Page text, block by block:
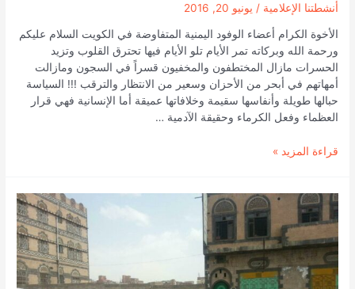
أنشطتنا الإعلامية / يونيو 20, 2016
الأخوة الكرام أعضاء الوفود اليمنية المتفاوضة في الكويت السلام عليكم
ورحمة الله وبركاته تمر الأيام تلو الأيام فيها تحترق القلوب وتزيد
الحسرات مازال المختطفون والمخفيون قسراً في السجون ومازالت
أمهاتهم في أبحر من الأحزان وسعير من الانتظار والترقب !!! السياسة
حبالها طويلة وأنفاسها سقيمة وخلافاتها عميقة أما الإنسانية فهي قرار
العظماء وفعل الكرماء وحقيقة الآدمية …
رسالة
للوفود
اليمنية
المتفاوضة
في
الكويت
قراءة المزيد »